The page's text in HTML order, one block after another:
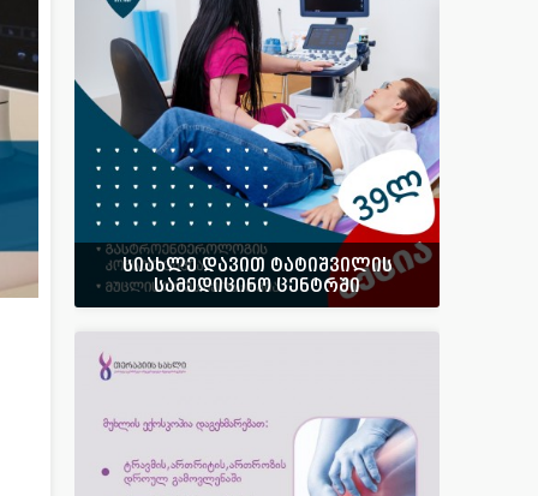
სიახლე დავით ტატიშვილის
სამედიცინო ცენტრში